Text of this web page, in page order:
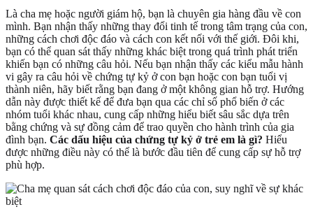
Là cha mẹ hoặc người giám hộ, bạn là chuyên gia hàng đầu về con
mình. Bạn nhận thấy những thay đổi tinh tế trong tâm trạng của con,
những cách chơi độc đáo và cách con kết nối với thế giới. Đôi khi,
bạn có thể quan sát thấy những khác biệt trong quá trình phát triển
khiến bạn có những câu hỏi. Nếu bạn nhận thấy các kiểu mẫu hành
vi gây ra câu hỏi về chứng tự kỷ ở con bạn hoặc con bạn tuổi vị
thành niên, hãy biết rằng bạn đang ở một không gian hỗ trợ. Hướng
dẫn này được thiết kế để đưa bạn qua các chỉ số phổ biến ở các
nhóm tuổi khác nhau, cung cấp những hiểu biết sâu sắc dựa trên
bằng chứng và sự đồng cảm để trao quyền cho hành trình của gia
đình bạn. Các dấu hiệu của chứng tự kỷ ở trẻ em là gì? Hiểu
được những điều này có thể là bước đầu tiên để cung cấp sự hỗ trợ
phù hợp.